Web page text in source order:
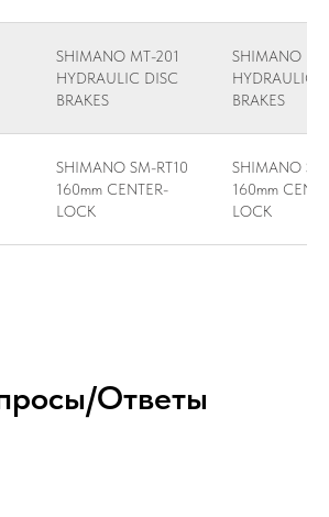
SHIMANO MT-201
HYDRAULIC DISC
BRAKES
SHIMANO
HYDRAULIC
BRAKES
SHIMANO SM-RT10
160mm CENTER-
LOCK
SHIMANO
160mm
LOCK
Ответы